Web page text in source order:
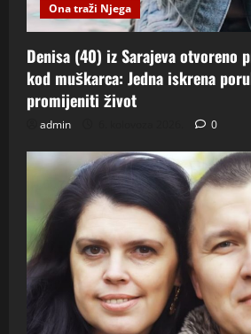
Ona traži Njega
Denisa (40) iz Sarajeva otvoreno
kod muškarca: Jedna iskrena
promijeniti život
admin 0